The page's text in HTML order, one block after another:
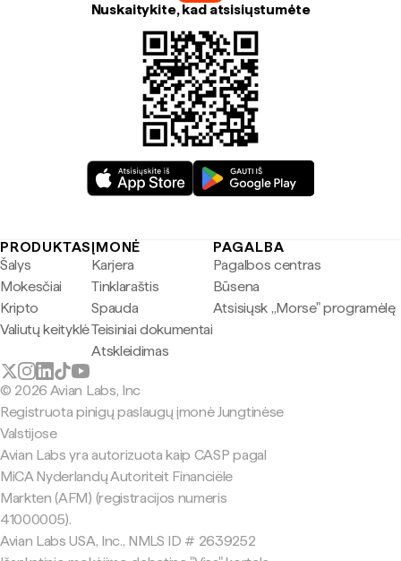
Nuskaitykite, kad atsisiųstumėte
PRODUKTAS
Šalys
Mokesčiai
Kripto
Valiutų keityklė
ĮMONĖ
Karjera
Tinklaraštis
Spauda
Teisiniai dokumentai
Atskleidimas
PAGALBA
Pagalbos centras
Būsena
Atsisiųsk „Morse" programėlę
© 2026 Avian Labs, Inc
Registruota pinigų paslaugų įmonė Jungtinėse
Valstijose
Avian Labs yra autorizuota kaip CASP pagal
MiCA Nyderlandų Autoriteit Financiële
Markten (AFM) (registracijos numeris
41000005).
Avian Labs USA, Inc., NMLS ID # 2639252